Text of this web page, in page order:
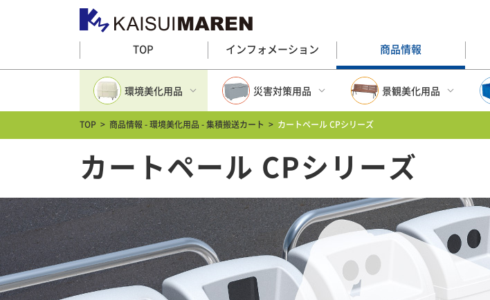
TOP インフォメーション 商品情報
環境美化用品 災害対策用品 景観美化用品
大型ゴミ箱(プラスチック)
大型ゴミステーション(金属)
分別ゴミ箱
防災グッズ収納BOX
多目的収納BOX
プランター
ベンチ
TOP > 商品情報 - 環境美化用品 - 集積搬送カート > カートペール CPシリーズ
カートペール CPシリーズ